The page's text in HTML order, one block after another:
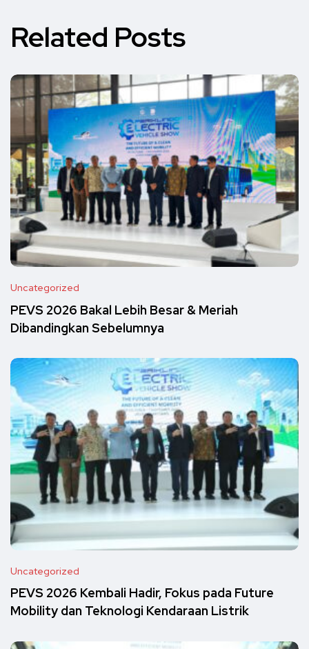
Related Posts
Uncategorized
PEVS 2026 Bakal Lebih Besar & Meriah
Dibandingkan Sebelumnya
Uncategorized
PEVS 2026 Kembali Hadir, Fokus pada Future
Mobility dan Teknologi Kendaraan Listrik